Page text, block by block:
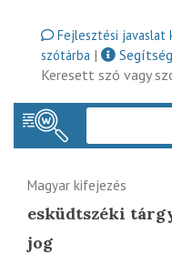
Fejlesztési javaslat
szótárba |
Segítség
Keresett szó vagy
Magyar kifejezés
esküdtszéki
jog